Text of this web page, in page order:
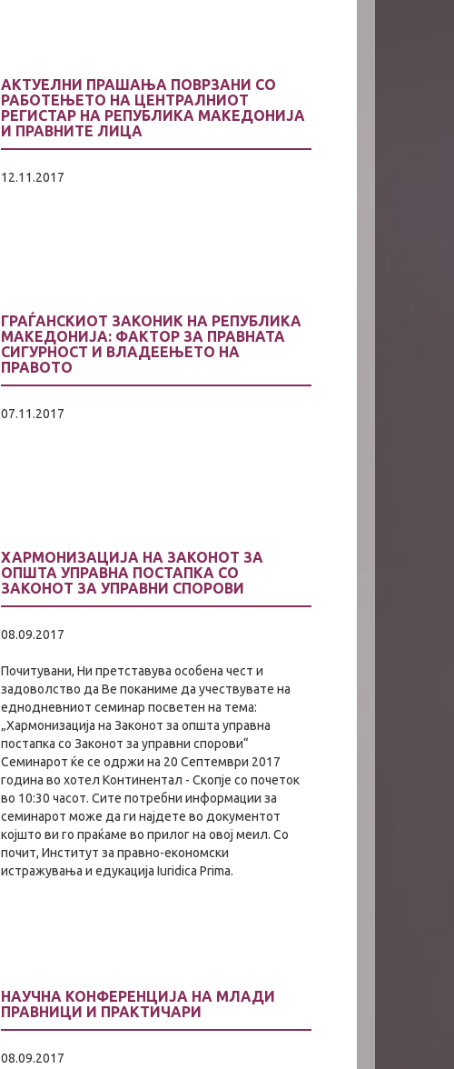
АКТУЕЛНИ ПРАШАЊА ПОВРЗАНИ СО
РАБОТЕЊЕТО НА ЦЕНТРАЛНИОТ
РЕГИСТАР НА РЕПУБЛИКА МАКЕДОНИЈА
И ПРАВНИТЕ ЛИЦА
12.11.2017
ГРАЃАНСКИОТ ЗАКОНИК НА РЕПУБЛИКА
МАКЕДОНИЈА: ФАКТОР ЗА ПРАВНАТА
СИГУРНОСТ И ВЛАДЕЕЊЕТО НА
ПРАВОТО
07.11.2017
ХАРМОНИЗАЦИЈА НА ЗАКОНОТ ЗА
ОПШТА УПРАВНА ПОСТАПКА СО
ЗАКОНОТ ЗА УПРАВНИ СПОРОВИ
08.09.2017
Почитувани, Ни претставува особена чест и
задоволство да Ве поканиме да учествувате на
еднодневниот семинар посветен на тема:
„Хармонизација на Законот за општа управна
постапка со Законот за управни спорови“
Семинарот ќе се одржи на 20 Септември 2017
година во хотел Континентал - Скопје со почеток
во 10:30 часот. Сите потребни информации за
семинарот може да ги најдете во документот
којшто ви го праќаме во прилог на овој меил. Со
почит, Институт за правно-економски
истражувања и едукација Iuridica Prima.
НАУЧНА КОНФЕРЕНЦИЈА НА МЛАДИ
ПРАВНИЦИ И ПРАКТИЧАРИ
08.09.2017